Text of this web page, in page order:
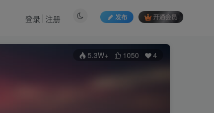
发布 开通会员
登录 注册
5.3W+ 1050 4